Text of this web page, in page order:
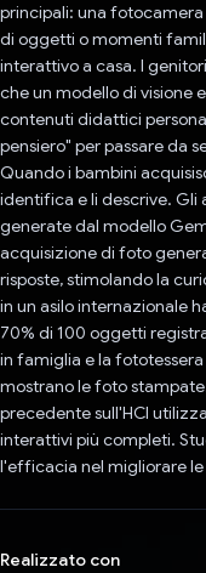
principali: una
di oggetti o momenti
interattivo a casa. I
che un modello di visione
contenuti didattici
pensiero" per passare da
Quando i bambini
identifica e li descrive. Gli
generate dal modello
acquisizione di foto
risposte, stimolando la
in un asilo internazionale
70% di 100 oggetti
in famiglia e la
mostrano le foto
precedente sull'HCI
interattivi più completi.
l'efficacia nel migliorare
Realizzato con